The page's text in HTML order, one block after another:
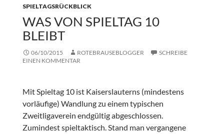
SPIELTAGSRÜCKBLICK
WAS VON SPIELTAG 10
BLEIBT
06/10/2015 ROTEBRAUSEBLOGGER
SCHREIBE
EINEN KOMMENTAR
Mit Spieltag 10 ist Kaiserslauterns (mindestens
vorläufige) Wandlung zu einem typischen
Zweitligaverein endgültig abgeschlossen.
Zumindest spieltaktisch. Stand man vergangene